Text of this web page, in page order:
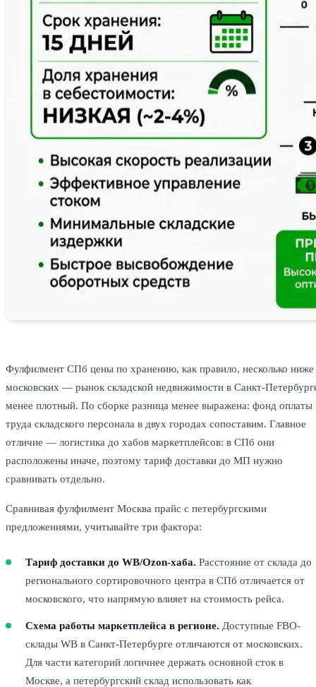
Фулфилмент СПб цены по хранению, как правило, несколько ниже
московских — рынок складской недвижимости в Санкт-
менее плотный. По сборке разница менее выражена: фонд оплаты
труда складского персонала в двух городах сопоставим. Главное
отличие — логистика до хабов маркетплейсов: в СПб они
расположены иначе, поэтому тариф доставки до МП нужно
сравнивать отдельно.
Сравнивая фулфилмент Москва прайс с петербургскими
предложениями, учитывайте три фактора:
Тариф доставки до WB/Ozon-хаба. Расстояние от склада до
регионального сортировочного центра в СПб отличается от
московского, что напрямую влияет на стоимость рейса.
Схема работы маркетплейса в регионе. Доступные FBO-
склады WB в Санкт-Петербурге отличаются от московских.
Для части категорий логичнее держать основной сток в
Москве, а петербургский склад использовать как